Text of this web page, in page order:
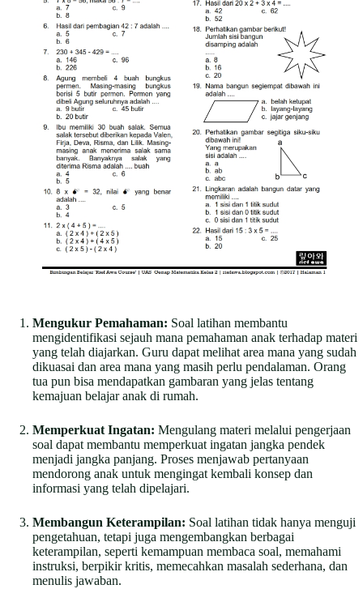
Mengukur Pemahaman: Soal latihan membantu
mengidentifikasi sejauh mana pemahaman anak terhadap materi
yang telah diajarkan. Guru dapat melihat area mana yang sudah
dikuasai dan area mana yang masih perlu pendalaman. Orang
tua pun bisa mendapatkan gambaran yang jelas tentang
kemajuan belajar anak di rumah.
Memperkuat Ingatan: Mengulang materi melalui pengerjaan
soal dapat membantu memperkuat ingatan jangka pendek
menjadi jangka panjang. Proses menjawab pertanyaan
mendorong anak untuk mengingat kembali konsep dan
informasi yang telah dipelajari.
Membangun Keterampilan: Soal latihan tidak hanya menguji
pengetahuan, tetapi juga mengembangkan berbagai
keterampilan, seperti kemampuan membaca soal, memahami
instruksi, berpikir kritis, memecahkan masalah sederhana, dan
menulis jawaban.